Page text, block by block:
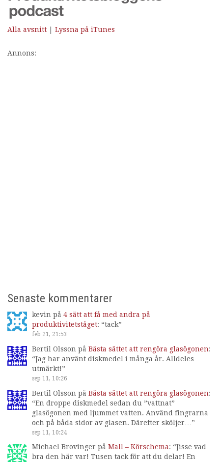
Alla avsnitt Lyssna på iTunes
Annons:
Senaste kommentarer
kevin på 4 sätt att få med andra på
produktivitetståget: “tack”
feb 21, 21:53
Bertil Olsson på Bästa sättet att rengöra glasögonen:
“Jag har använt diskmedel i många år. Alldeles
utmärkt!”
sep 11, 10:26
Bertil Olsson på Bästa sättet att rengöra glasögonen:
“En droppe diskmedel sedan du ”vattnat”
glasögonen med ljummet vatten. Använd fingrarna
och på båda sidor av glasen. Därefter sköljer… ”
sep 11, 10:24
Michael Brovinger på Mall – Körschema: “Jisse vad
bra den här var! Tusen tack för att du delar! En